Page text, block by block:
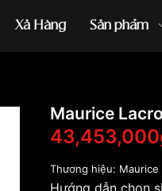
Xả Hàng Sản phẩm
... Maurice
Thương hiệu: Maurice
Hướng dẫn chọn